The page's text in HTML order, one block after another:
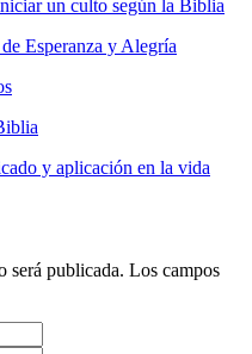
un culto según la Biblia
Esperanza y Alegría
y aplicación en la vida
será publicada. Los campos